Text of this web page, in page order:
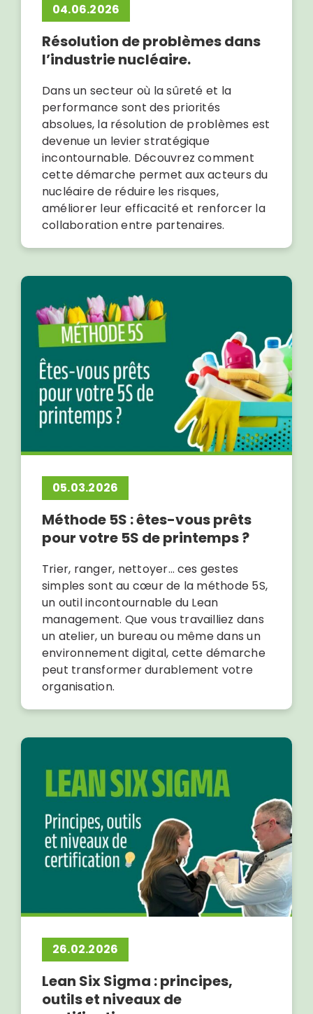
04.06.2026
Résolution de problèmes dans
l’industrie nucléaire.
Dans un secteur où la sûreté et la
performance sont des priorités
absolues, la résolution de problèmes est
devenue un levier stratégique
incontournable. Découvrez comment
cette démarche permet aux acteurs du
nucléaire de réduire les risques,
améliorer leur efficacité et renforcer la
collaboration entre partenaires.
05.03.2026
Méthode 5S : êtes-vous prêts
pour votre 5S de printemps ?
Trier, ranger, nettoyer… ces gestes
simples sont au cœur de la méthode 5S,
un outil incontournable du Lean
management. Que vous travailliez dans
un atelier, un bureau ou même dans un
environnement digital, cette démarche
peut transformer durablement votre
organisation.
26.02.2026
Lean Six Sigma : principes,
outils et niveaux de